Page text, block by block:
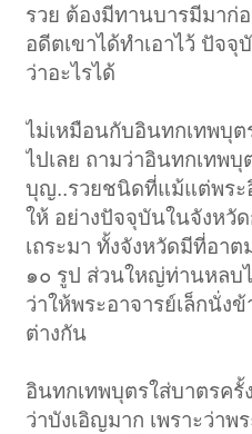
รวย ต้องมีทานบารมีมาก่
อดีตเขาได้ทำเอาไว้ ปัจจุ
ว่าอะไรได้
ไม่เหมือนกับอินทกเทพบุต
ไปเลย ถามว่าอินทกเทพ
บุญ..รวยชนิดที่แม้แต่พระ
ให้ อย่างปัจจุบันในจังหวั
เถระมา ทั้งจังหวัดมีที่อา
๑๐ รูป ส่วนใหญ่ท่านหลบ
ว่าให้พระอาจารย์เล็กนั่ง
ต่างกัน
อินทกเทพบุตรใส่บาตรครั้
ว่าบังเอิญมาก เพราะว่า